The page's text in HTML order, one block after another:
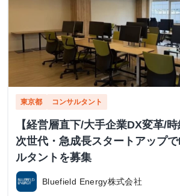
東京都 コンサルタント
【経営層直下/大手企業DX変革/時
次世代・急成長スタートアップ
ルタントを募集
Bluefield Energy株式会社